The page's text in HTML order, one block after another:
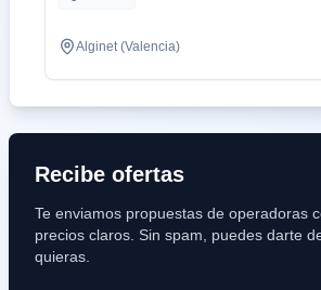
equipo técnico que responde cuando de
Alginet (Valencia)
Recibe ofertas
Te enviamos propuestas de operadoras
precios claros. Sin spam, puedes darte
quieras.